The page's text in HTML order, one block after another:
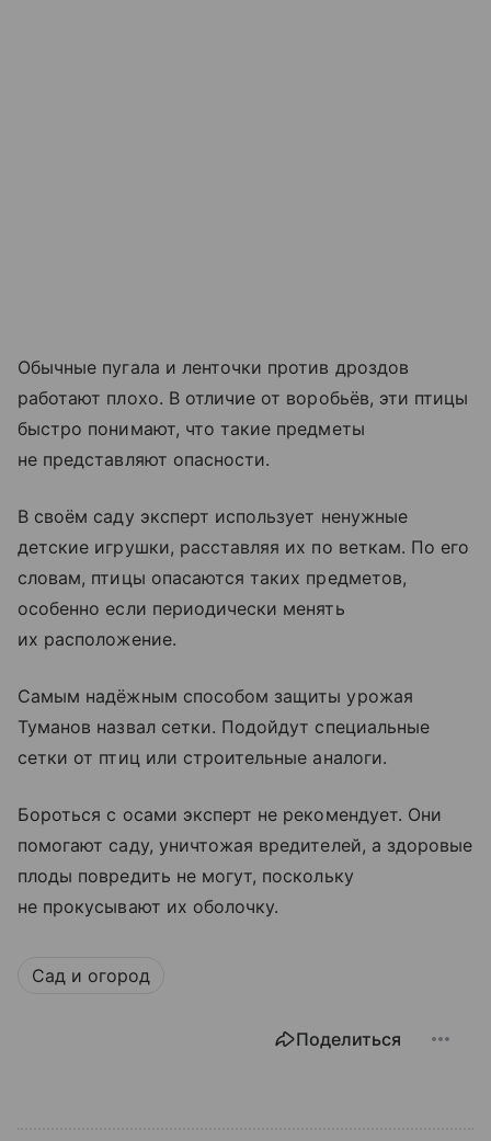
Обычные пугала и ленточки против дроздов
работают плохо. В отличие от воробьёв, эти птицы
быстро понимают, что такие предметы
не представляют опасности.
В своём саду эксперт использует ненужные
детские игрушки, расставляя их по веткам. По его
словам, птицы опасаются таких предметов,
особенно если периодически менять
их расположение.
Самым надёжным способом защиты урожая
Туманов назвал сетки. Подойдут специальные
сетки от птиц или строительные аналоги.
Бороться с осами эксперт не рекомендует. Они
помогают саду, уничтожая вредителей, а здоровые
плоды повредить не могут, поскольку
не прокусывают их оболочку.
Сад и огород
Поделиться